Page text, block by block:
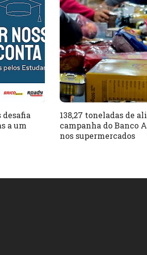
desafia
a um
138,27 toneladas de
campanha do Banco
nos supermercados